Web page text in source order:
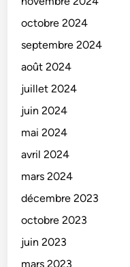
octobre 2024
septembre 2024
août 2024
juillet 2024
juin 2024
mai 2024
avril 2024
mars 2024
décembre 2023
octobre 2023
juin 2023
mars 2023